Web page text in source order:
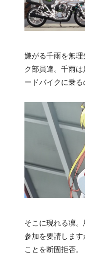
嫌がる千雨を無
ク部員達。千雨
ードバイクに乗る
そこに現れる凜
参加を要請しま
ことを断固拒否。